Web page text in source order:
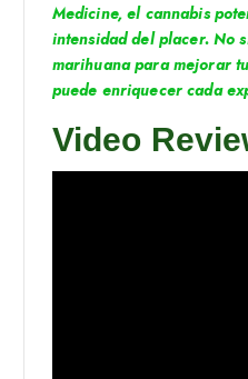
Medicine, el cannabis
intensidad del placer. No
marihuana para mejorar
puede enriquecer cada
Video